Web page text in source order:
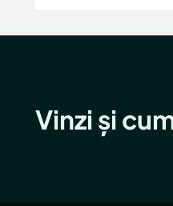
Vinzi și